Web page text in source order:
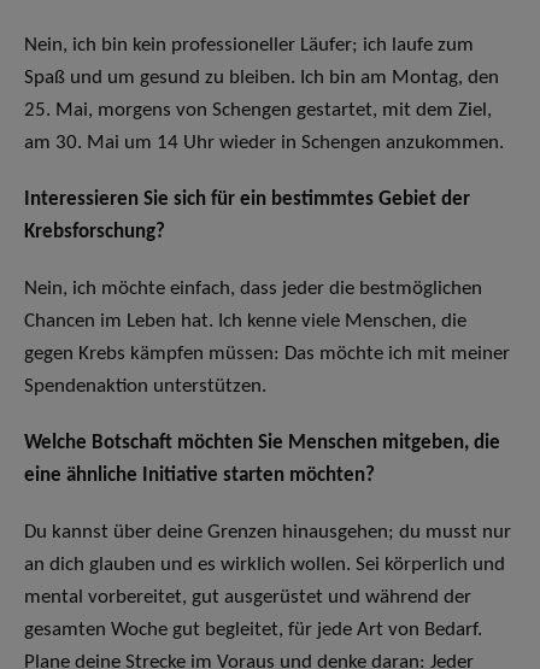
Nein, ich bin kein professioneller Läufer; ich laufe zum
Spaß und um gesund zu bleiben. Ich bin am Montag, den
25. Mai, morgens von Schengen gestartet, mit dem Ziel,
am 30. Mai um 14 Uhr wieder in Schengen anzukommen.
Interessieren Sie sich für ein bestimmtes Gebiet der
Krebsforschung?
Nein, ich möchte einfach, dass jeder die bestmöglichen
Chancen im Leben hat. Ich kenne viele Menschen, die
gegen Krebs kämpfen müssen: Das möchte ich mit meiner
Spendenaktion unterstützen.
Welche Botschaft möchten Sie Menschen mitgeben, die
eine ähnliche Initiative starten möchten?
Du kannst über deine Grenzen hinausgehen; du musst nur
an dich glauben und es wirklich wollen. Sei körperlich und
mental vorbereitet, gut ausgerüstet und während der
gesamten Woche gut begleitet, für jede Art von Bedarf.
Plane deine Strecke im Voraus und denke daran: Jeder